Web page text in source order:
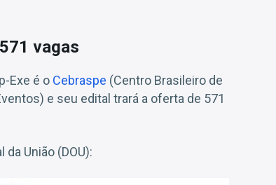
vagas
Exe é o Cebraspe (Centro Brasileiro de
e seu edital trará a oferta de 571
União (DOU):